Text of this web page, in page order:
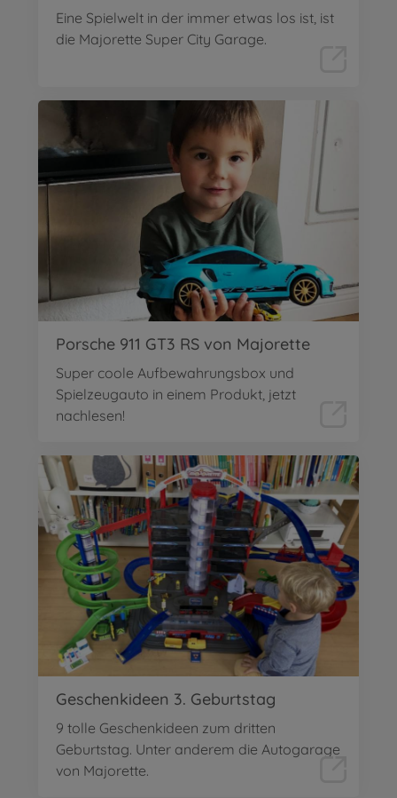
Eine Spielwelt in der immer etwas los ist, ist
die Majorette Super City Garage.
Porsche 911 GT3 RS von Majorette
Super coole Aufbewahrungsbox und
Spielzeugauto in einem Produkt, jetzt
nachlesen!
Geschenkideen 3. Geburtstag
9 tolle Geschenkideen zum dritten
Geburtstag. Unter anderem die Autogarage
von Majorette.